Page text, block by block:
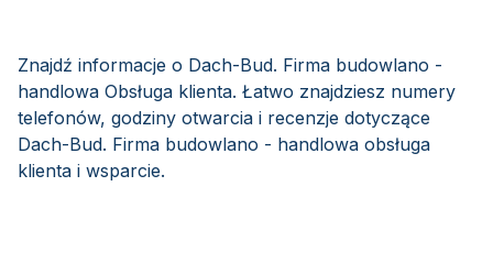
Znajdź informacje o Dach-Bud. Firma budowlano -
handlowa Obsługa klienta. Łatwo znajdziesz numery
telefonów, godziny otwarcia i recenzje dotyczące
Dach-Bud. Firma budowlano - handlowa obsługa
klienta i wsparcie.